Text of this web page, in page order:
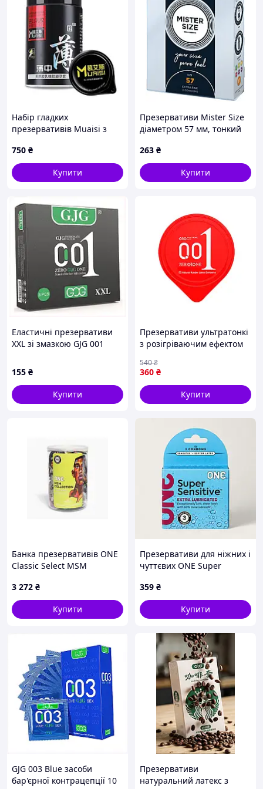
Набір гладких
презервативів Muaisi з
мастила 0.02 мм (ціна за
упаковку, 12 шт.)
750 ₴
Купити
Презервативи Mister Size
діаметром 57 мм, тонкий
комфорту та надійної
захисту
263 ₴
Купити
Еластичні презервативи
XXL зі змазкою GJG 001
9C0E296H15
155 ₴
Купити
Презервативи ультратонкі
з розігріваючим ефектом
гіалуроновою кислотою
зволожуючі 3 шт. BROWN
360 ₴
540₴
Купити
Банка презервативів ONE
Classic Select MSM
3 272 ₴
Купити
Презервативи для ніжних і
чуттєвих ONE Super
359 ₴
Купити
GJG 003 Blue засоби
бар'єрної контрацепції 10
Презервативи
натуральний латекс з